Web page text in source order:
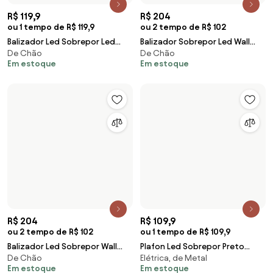
Micro 2,5W 3000K Ip65 Preto
De Chão
Em estoque
Quadrado 12W 900Lm 120
4000K Deep
Elétrica, de Metal
Em estoque
R$ 59
ou 1 tempo de R$ 59
Balizador Led De Sobrepor Abs
2W 3000K Ip65 Ride - BRANCO
De Chão
Em estoque
R$ 694
ou 6 tempo de R$ 115,67
Embutido De Solo Led Preto
18,5W 36 3000K Ip67 S.Ground
De Metal
Em estoque